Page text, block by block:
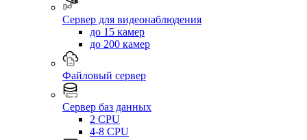
Сервер для видеонаблюдения
до 15 камер
до 200 камер
Файловый сервер
Сервер баз данных
2 CPU
4-8 CPU